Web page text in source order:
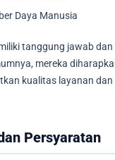
Daya Manusia
tanggung jawab
mereka
kualitas layanan dan
Persyaratan